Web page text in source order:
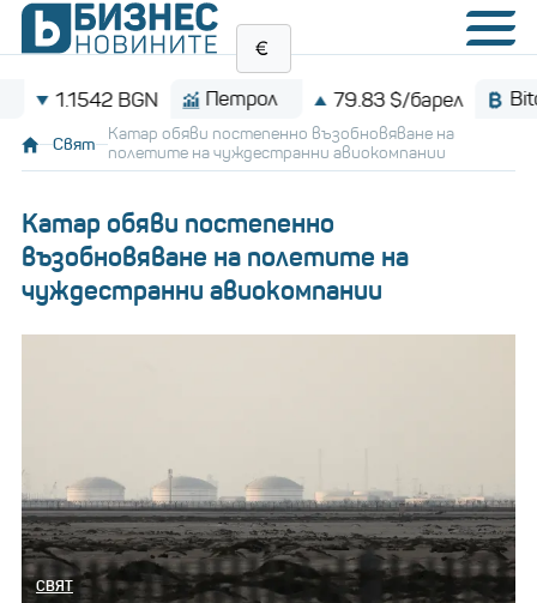
1.1542 BGN Петрол 79.83 $/барел Bitcoin
Свят
Катар обяви постепенно възобновяване на
полетите на чуждестранни авиокомпании
Катар обяви постепенно
възобновяване на полетите на
чуждестранни авиокомпании
СВЯТ